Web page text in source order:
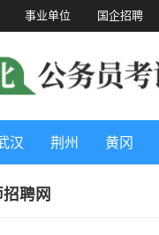
事业单位 国企招聘
汉 荆州 黄冈
聘网